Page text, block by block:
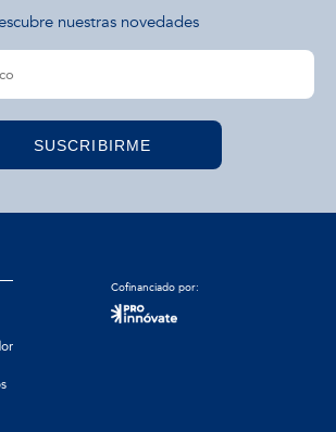
nuestras novedades
SUSCRIBIRME
Cofinanciado por: